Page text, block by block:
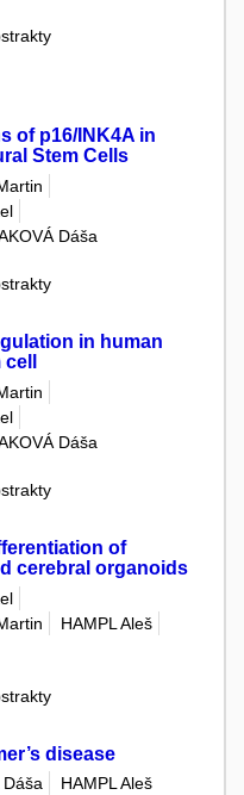
of p16/INK4A in
Stem Cells
Dáša
in human
Dáša
of
cerebral organoids
HAMPL Aleš
disease
Dáša
HAMPL Aleš